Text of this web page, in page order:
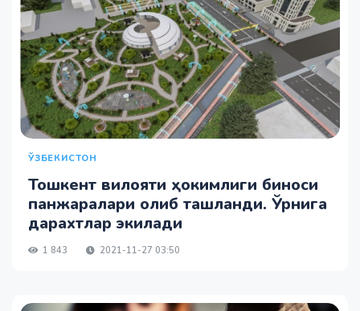
ЎЗБЕКИСТОН
Тошкент вилояти ҳокимлиги биноси
панжаралари олиб ташланди. Ўрнига
дарахтлар экилади
1 843 2021-11-27 03:50